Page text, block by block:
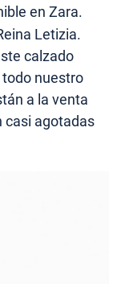
en Zara.
Letizia.
calzado
nuestro
a la venta
casi agotadas